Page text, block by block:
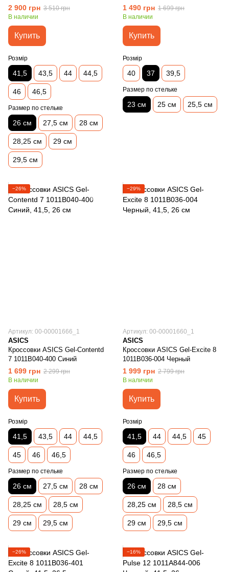
2 900 грн 3 510 грн
В наличии
Купить
Розмір
41,5 43,5 44 44,5
46 46,5
Размер по стельке
26 см 27,5 см 28 см
28,25 см 29 см
29,5 см
1 490 грн 1 699 грн
В наличии
Купить
Розмір
40 37 39,5
Размер по стельке
23 см 25 см 25,5 см
−26%
Артикул: 00-00001666_1
ASICS
Кроссовки ASICS Gel-Contentd
7 1011B040-400 Синий
1 699 грн 2 299 грн
В наличии
Купить
Розмір
41,5 43,5 44 44,5
45 46 46,5
Размер по стельке
26 см 27,5 см 28 см
28,25 см 28,5 см
29 см 29,5 см
−29%
Артикул: 00-00001660_1
ASICS
Кроссовки ASICS Gel-Excite 8
1011B036-004 Черный
1 999 грн 2 799 грн
В наличии
Купить
Розмір
41,5 44 44,5 45
46 46,5
Размер по стельке
26 см 28 см
28,25 см 28,5 см
29 см 29,5 см
−26% −16%